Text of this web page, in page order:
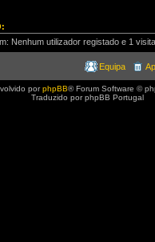
Nenhum utilizador registado e 1
Equipa
porphpBB® Forum Software ©
Traduzido por phpBB Portugal